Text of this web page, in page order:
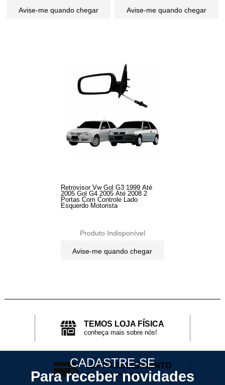
Avise-me quando chegar Avise-me quando chegar
Retrovisor Vw Gol G3 1999 Até
2005 Gol G4 2005 Até 2008 2
Portas Com Controle Lado
Esquerdo Motorista
Produto Indisponível
Avise-me quando chegar
TEMOS LOJA FÍSICA
conheça mais sobre nós!
12X PARCELAMENTO
no cartão de crédito
CADASTRE-SE
Para receber novidades